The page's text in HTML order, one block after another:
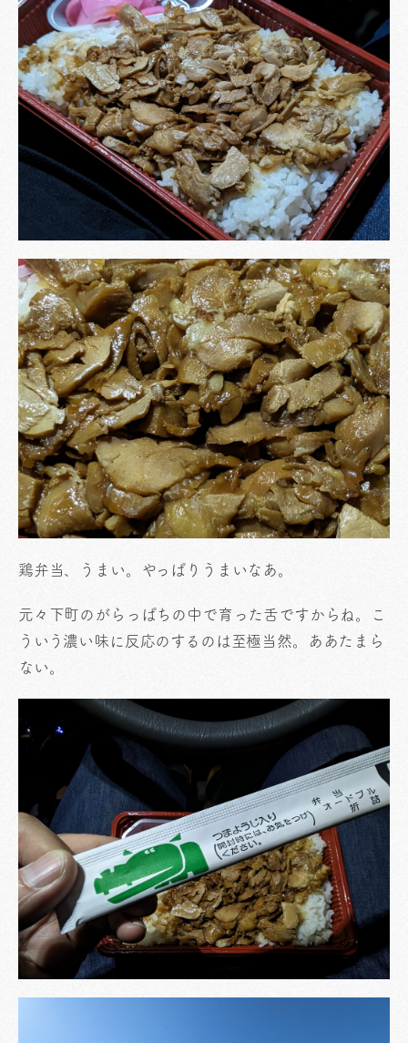
鶏弁当、うまい。やっぱりうまいなあ。
元々下町のがらっぱちの中で育った舌ですからね。こ
ういう濃い味に反応のするのは至極当然。ああたまら
ない。